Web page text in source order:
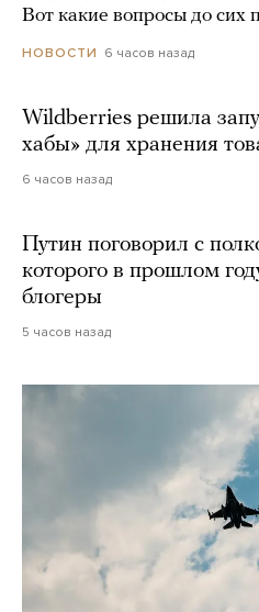
Вот какие вопросы до сих
НОВОСТИ 6 часов назад
Wildberries решила
хабы» для хранения
6 часов назад
Путин поговорил с
которого в прошлом
блогеры
5 часов назад